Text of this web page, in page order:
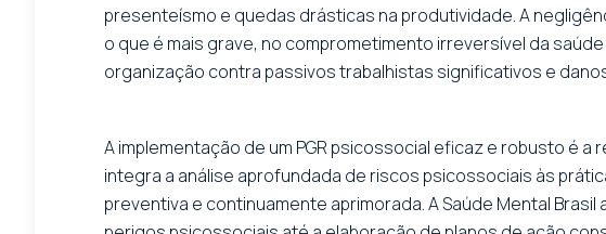
presenteísmo e quedas drásticas na produtividade. A
o que é mais grave, no comprometimento irreversível da
organização contra passivos trabalhistas significativos e
A implementação de um PGR psicossocial eficaz e robusto é
integra a análise aprofundada de riscos psicossociais às
preventiva e continuamente aprimorada. A Saúde Mental